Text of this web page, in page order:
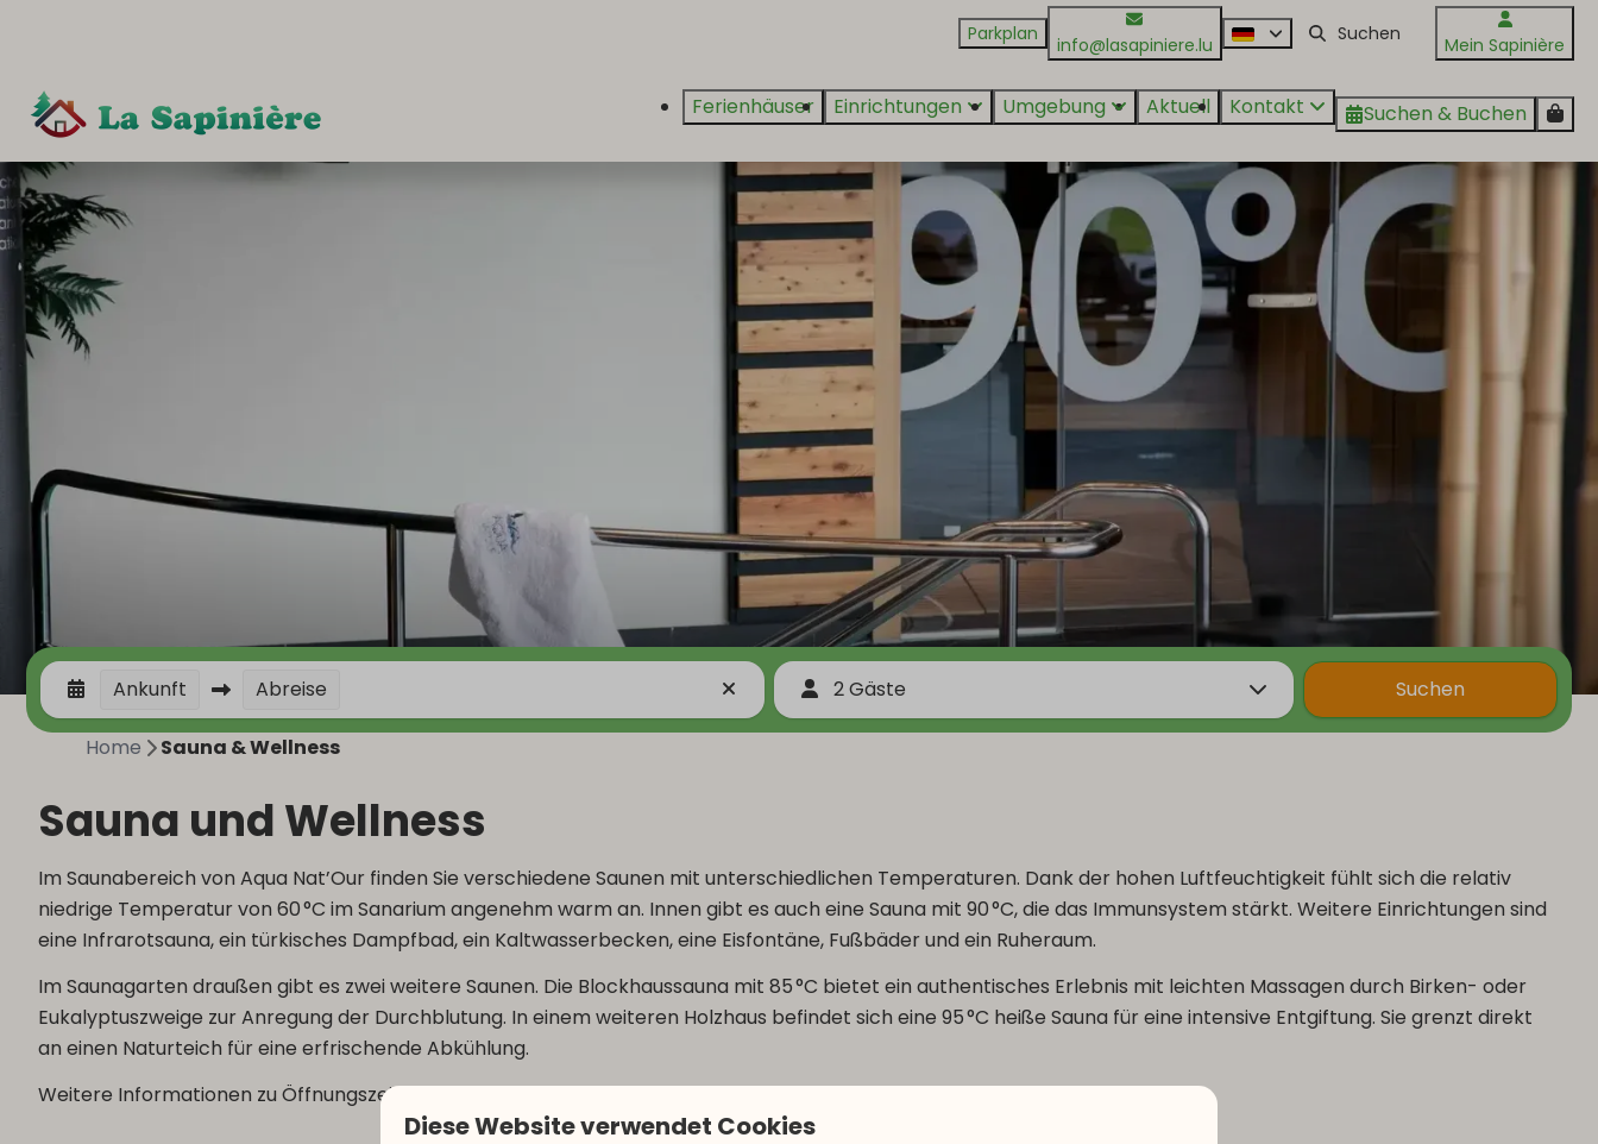
Parkplan info@lasapiniere.lu Mein Sapinière
Ferienhäuser Einrichtungen Umgebung Aktuell Kontakt Suchen & Buchen
Ankunft Abreise 2 Gäste Suchen
Home Sauna & Wellness
Sauna und Wellness
Im Saunabereich von Aqua Nat’Our finden Sie verschiedene Saunen mit unterschiedlichen Temperaturen. Dank der hohen Luftfeuchtigkeit fühlt sich die relativ
niedrige Temperatur von 60 °C im Sanarium angenehm warm an. Innen gibt es auch eine Sauna mit 90 °C, die das Immunsystem stärkt. Weitere Einrichtungen sind
eine Infrarotsauna, ein türkisches Dampfbad, ein Kaltwasserbecken, eine Eisfontäne, Fußbäder und ein Ruheraum.
Im Saunagarten draußen gibt es zwei weitere Saunen. Die Blockhaussauna mit 85 °C bietet ein authentisches Erlebnis mit leichten Massagen durch Birken- oder
Eukalyptuszweige zur Anregung der Durchblutung. In einem weiteren Holzhaus befindet sich eine 95 °C heiße Sauna für eine intensive Entgiftung. Sie grenzt direkt
an einen Naturteich für eine erfrischende Abkühlung.
Weitere Informationen zu Öffnungszeiten und Preisen von Sauna und Schwimmbad finden Sie auf den entsprechenden Seiten.
Diese Website verwendet Cookies